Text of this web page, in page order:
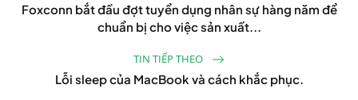
Foxconn bắt đầu đợt tuyển dụng nhân sự hàng năm để
chuẩn bị cho việc sản xuất...
TIN TIẾP THEO
Lỗi sleep của MacBook và cách khắc phục.